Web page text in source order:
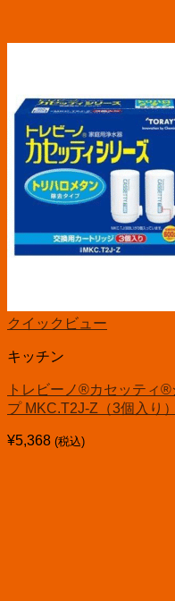
クイックビュー
キッチン
トレビーノ®カセッティ
プ MKC.T2J-Z（3個入り）
¥5,368 (税込)